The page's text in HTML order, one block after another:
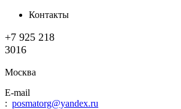
Контакты
+7 925 218
3016
Москва
E-mail
: posmatorg@yandex.ru